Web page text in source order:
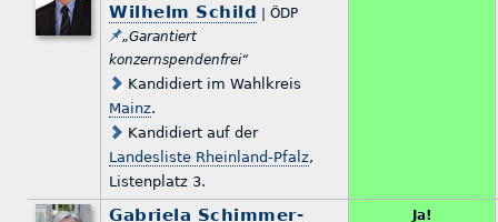
Wilhelm Schild
| ÖDP
„Garantiert
konzernspendenfrei“
Kandidiert im Wahlkreis
Mainz.
Kandidiert auf der
Landesliste Rheinland-Pfalz,
Listenplatz 3.
Gabriela Schimmer-
Ja!